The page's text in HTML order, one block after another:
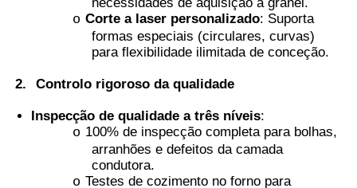
Filme PVB Termocrômico
necessidades de aquisição a granel.
o Corte a laser personalizado: Suporta
formas especiais (circulares, curvas)
para flexibilidade ilimitada de conceção.
2. Controlo rigoroso da qualidade
Inspecção de qualidade a três níveis:
o 100% de inspecção completa para bolhas,
arranhões e defeitos da camada
condutora.
o Testes de cozimento no forno para